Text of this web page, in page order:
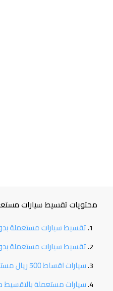
محتويات تقسيط سيارات
تقسيط سيارات مستعملة
تقسيط سيارات مستعملة
سيارات اقساط 500 ريال مستعملة
سيارات مستعملة بالتقسيط